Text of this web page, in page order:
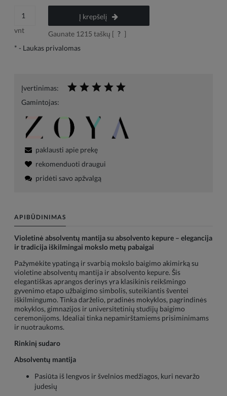
vnt
Į krepšelį
Gaunate 1215 taškų [ ? ]
* - Laukas privalomas
Įvertinimas:
Gamintojas:
paklausti apie prekę
rekomenduoti draugui
pridėti savo apžvalgą
APIBŪDINIMAS
Violetinė absolventų mantija su absolvento kepure – elegancija
ir tradicija iškilmingai mokslo metų pabaigai
Pažymėkite ypatingą ir svarbią mokslo baigimo akimirką su
violetine absolventų mantija ir absolvento kepure. Šis
elegantiškas aprangos derinys yra klasikinis reikšmingo
gyvenimo etapo užbaigimo simbolis, suteikiantis šventei
iškilmingumo. Tinka darželio, pradinės mokyklos, pagrindinės
mokyklos, gimnazijos ir universitetinių studijų baigimo
ceremonijoms. Idealiai tinka nepamirštamiems prisiminimams
ir nuotraukoms.
Rinkinį sudaro
Absolventų mantija
Pasiūta iš lengvos ir švelnios medžiagos, kuri nevaržo
judesių